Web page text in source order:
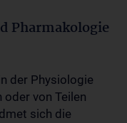
Pharmakologie
der Physiologie
von Teilen
sich die